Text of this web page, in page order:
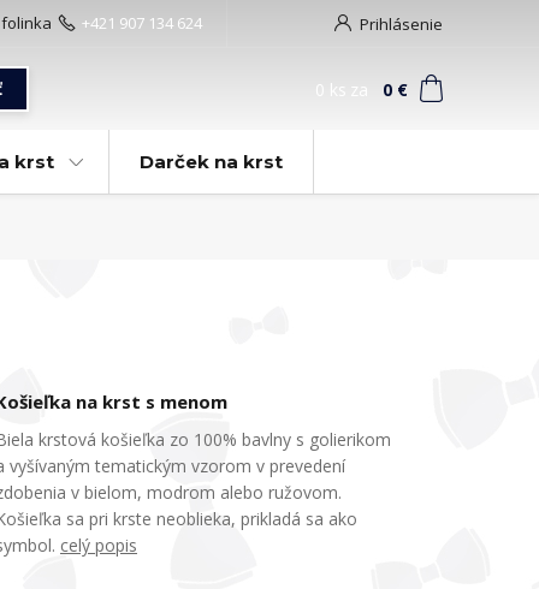
Prihlásenie
+421 907 134 624
0 ks za 0 €
krst Darček na krst
na krst s menom
krstová košieľka zo 100% bavlny s golierikom
vyšívaným tematickým vzorom v prevedení
v bielom, modrom alebo ružovom.
sa pri krste neoblieka, prikladá sa ako
celý popis